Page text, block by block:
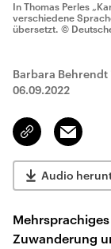
In Thomas Perles
verschiedene
übersetzt. ©
Barbara
06.09.2022
Link
kopieren/teilen
Email
Audio
Zuwanderung